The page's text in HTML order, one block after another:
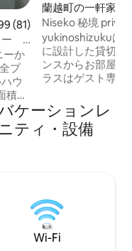
ー81件、5つ星中4.99つ
(81)
ー
ーか
ウ
積は
イン
てカ
く
ま
の
蘭越町の一軒家
Niseko 秘境
「yukinoshizuku
yukinoshizukuは
に設計した貸切温泉の
ンスからお部屋
ラスはゲスト専用
を癒してください。 ニセコ湯本温
湯沼」 硫黄泉
治療法「湯治」
ます。 グリーンシーズンは登山、ハイキ
ング 冬は、バッ
ノーボードを楽し
す。 「こんな温泉宿に泊まりたい」とい
ケーションレ
ティ・設備
Wi-Fi